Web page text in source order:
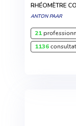
RHÉOMÈTRE
ANTON PAAR
21
1136